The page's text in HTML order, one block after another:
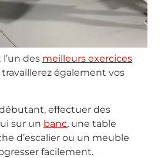
des meilleurs exercices
travaillerez également vos
effectuer des
sur un banc, une table
d’escalier ou un meuble
facilement.